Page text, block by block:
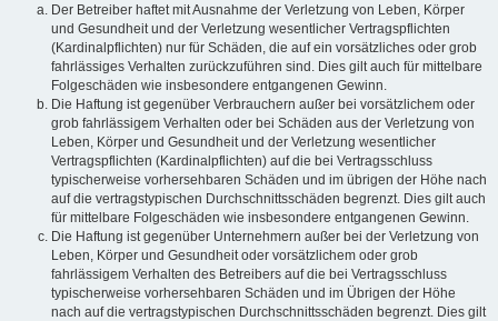
Der Betreiber haftet mit Ausnahme der Verletzung von Leben, Körper
und Gesundheit und der Verletzung wesentlicher Vertragspflichten
(Kardinalpflichten) nur für Schäden, die auf ein vorsätzliches oder grob
fahrlässiges Verhalten zurückzuführen sind. Dies gilt auch für mittelbare
Folgeschäden wie insbesondere entgangenen Gewinn.
Die Haftung ist gegenüber Verbrauchern außer bei vorsätzlichem oder
grob fahrlässigem Verhalten oder bei Schäden aus der Verletzung von
Leben, Körper und Gesundheit und der Verletzung wesentlicher
Vertragspflichten (Kardinalpflichten) auf die bei Vertragsschluss
typischerweise vorhersehbaren Schäden und im übrigen der Höhe nach
auf die vertragstypischen Durchschnittsschäden begrenzt. Dies gilt auch
für mittelbare Folgeschäden wie insbesondere entgangenen Gewinn.
Die Haftung ist gegenüber Unternehmern außer bei der Verletzung von
Leben, Körper und Gesundheit oder vorsätzlichem oder grob
fahrlässigem Verhalten des Betreibers auf die bei Vertragsschluss
typischerweise vorhersehbaren Schäden und im Übrigen der Höhe
nach auf die vertragstypischen Durchschnittsschäden begrenzt. Dies gilt